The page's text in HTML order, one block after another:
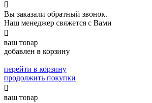

Вы заказали обратный звонок.
Наш менеджер свяжется с Вами

ваш товар
добавлен в корзину
перейти в корзину
продолжить покупки

ваш товар